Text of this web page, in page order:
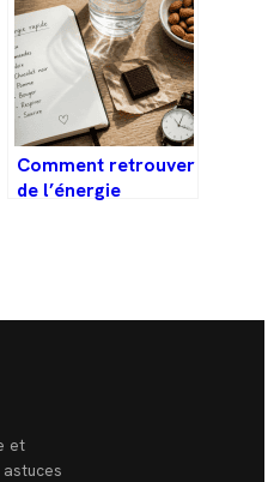
Comment retrouver
de l’énergie
et